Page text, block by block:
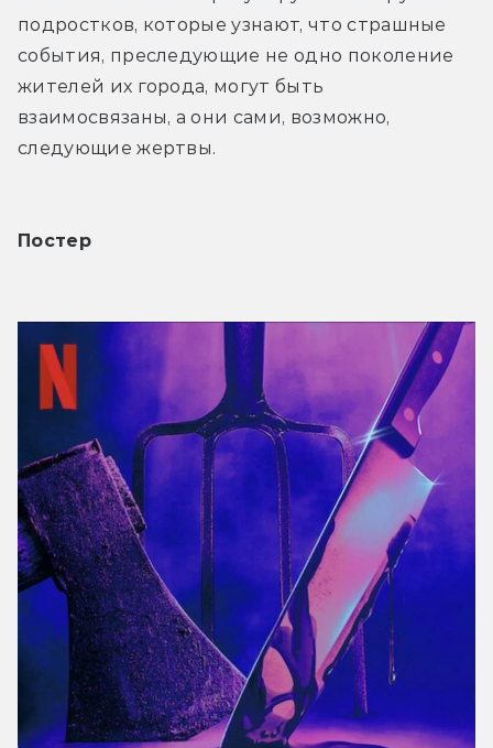
подростков, которые узнают, что страшные
события, преследующие не одно поколение
жителей их города, могут быть
взаимосвязаны, а они сами, возможно,
следующие жертвы.
Постер